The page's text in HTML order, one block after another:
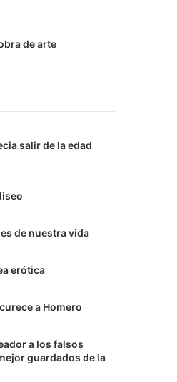
de arte
salir de la edad
de nuestra vida
erótica
a Homero
a los falsos
guardados de la